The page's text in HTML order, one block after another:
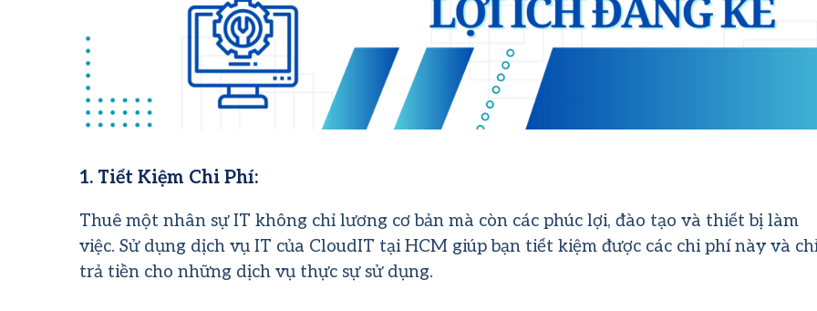
1. Tiết Kiệm Chi Phí:
Thuê một nhân sự IT không chỉ lương cơ bản mà còn các phúc lợi, đào tạo và thiết bị làm
việc. Sử dụng dịch vụ IT của CloudIT tại HCM giúp bạn tiết kiệm được các chi phí này và
trả tiền cho những dịch vụ thực sự sử dụng.